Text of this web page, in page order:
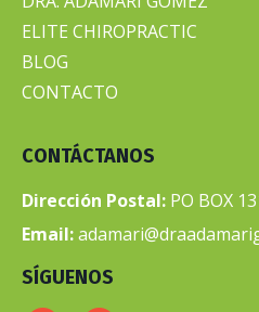
ELITE CHIROPRACTIC
BLOG
CONTACTO
CONTÁCTANOS
Dirección Postal: PO BOX
Email:
SÍGUENOS